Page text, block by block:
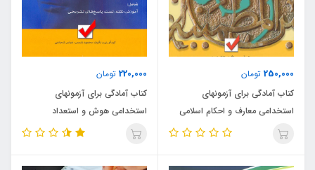
250,000 تومان
کتاب آمادگی برای آزمونهای
استخدامی معارف و احکام اسلامی
(نشر امید انقلاب)
220,000 تومان
کتاب آمادگی برای آزمونهای
استخدامی هوش و استعداد
تحصیلی (نشر امید انقلاب)